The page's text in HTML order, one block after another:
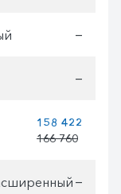
—
—
158 422
166 760
—